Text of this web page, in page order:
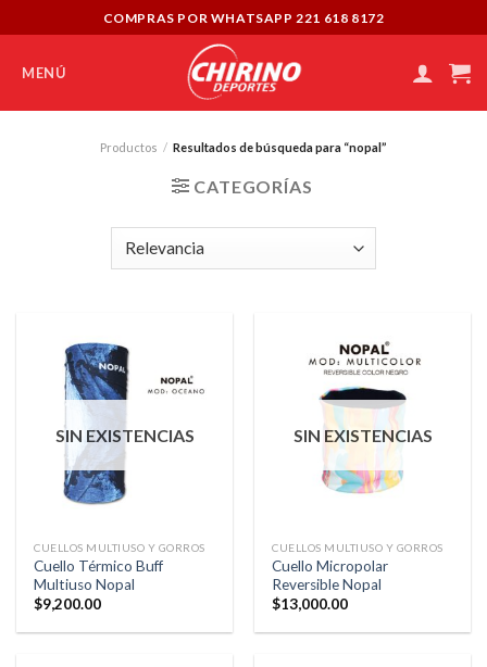
to
content
COMPRAS POR WHATSAPP 221 618 8172
MENÚ
Productos / Resultados de búsqueda para “nopal”
CATEGORÍAS
SIN EXISTENCIAS
CUELLOS MULTIUSO Y GORROS
Cuello Térmico Buff
Multiuso Nopal
$9,200.00
SIN EXISTENCIAS
CUELLOS MULTIUSO Y GORROS
Cuello Micropolar
Reversible Nopal
$13,000.00